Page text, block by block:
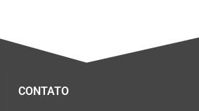
CONTATO